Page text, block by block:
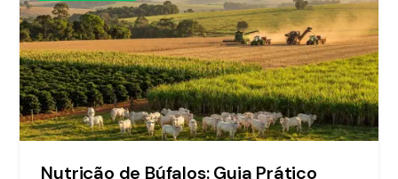
Nutrição de Búfalos: Guia Prático